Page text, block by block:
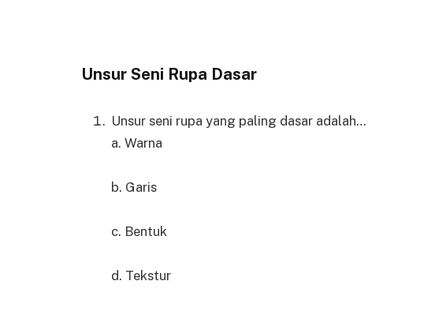
Unsur Seni Rupa Dasar
Unsur seni rupa yang paling dasar adalah…
a. Warna
b. Garis
c. Bentuk
d. Tekstur